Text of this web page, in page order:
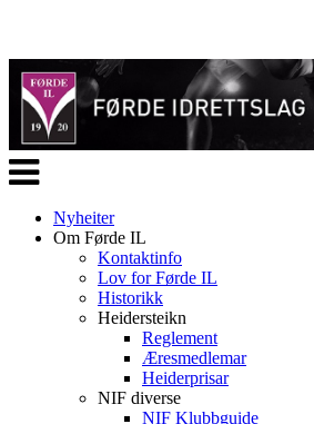
Veksle
navigasjon
Nyheiter
Om Førde IL
Kontaktinfo
Lov for Førde IL
Historikk
Heidersteikn
Reglement
Æresmedlemar
Heiderprisar
NIF diverse
NIF Klubbguide